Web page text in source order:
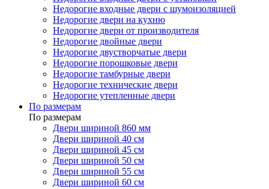
Недорогие входные двери с шумоизоляцией
Недорогие двери на кухню
Недорогие двери от производителя
Недорогие двойные двери
Недорогие двустворчатые двери
Недорогие порошковые двери
Недорогие тамбурные двери
Недорогие технические двери
Недорогие утепленные двери
По размерам
По размерам
Двери шириной 860 мм
Двери шириной 40 см
Двери шириной 45 см
Двери шириной 50 см
Двери шириной 55 см
Двери шириной 60 см